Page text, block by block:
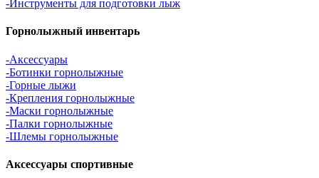
-Инструменты для подготовки лыж
Горнолыжный инвентарь
-Аксессуары
-Ботинки горнолыжные
-Горные лыжи
-Крепления горнолыжные
-Маски горнолыжные
-Палки горнолыжные
-Шлемы горнолыжные
Аксессуары спортивные